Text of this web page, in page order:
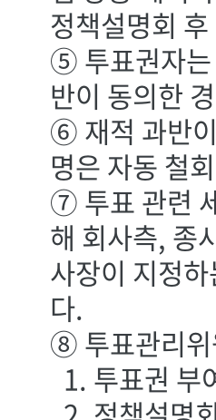
정책설명회
⑤ 투표권자는
반이 동의한
⑥ 재적 과반
명은 자동 철
⑦ 투표 관련
해 회사측, 종
사장이 지정
다.
⑧ 투표관리위
1. 투표권 부